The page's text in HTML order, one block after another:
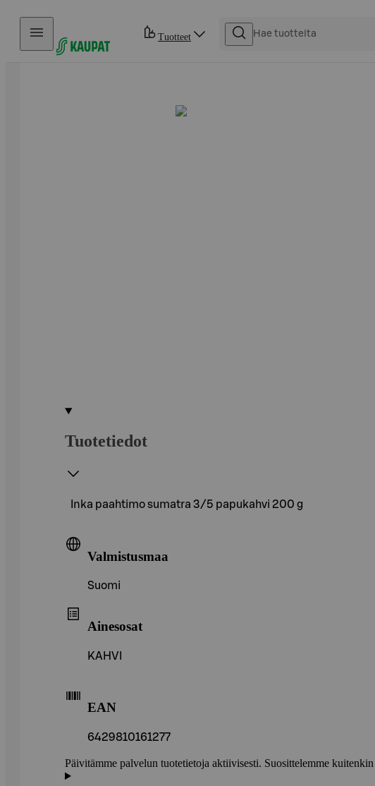
Hyppää sisältöön
Tuotteet
Tuotetiedot
Inka paahtimo sumatra 3/5 papukahvi 200 g
Valmistusmaa
Suomi
Ainesosat
KAHVI
EAN
6429810161277
Päivitämme palvelun tuotetietoja aktiivisesti. Suosittelemme